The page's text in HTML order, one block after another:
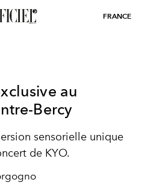
FRANCE
au
Bercy
sensorielle unique
de KYO.